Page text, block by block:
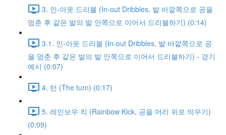
3. 인-아웃 드리블 (In-out Dribbles, 발 바깥쪽으로 공을
멈춘 후 같은 발의 발 안쪽으로 이어서 드리블하기) (0:14)
3.1. 인-아웃 드리블 (In-out Dribbles, 발 바깥쪽으로 공
을 멈춘 후 같은 발의 발 안쪽으로 이어서 드리블하기) - 경기
예시 (0:07)
4. 턴 (The turn) (0:17)
5. 레인보우 킥 (Rainbow Kick, 공을 머리 위로 띄우기)
(0:09)